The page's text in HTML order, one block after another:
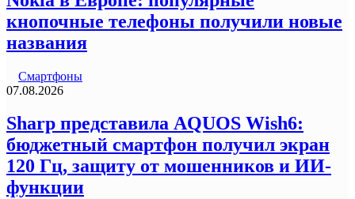
кнопочные телефоны получили новые
названия
Смартфоны
07.08.2026
Sharp представила AQUOS Wish6:
бюджетный смартфон получил экран
120 Гц, защиту от мошенников и ИИ-
функции